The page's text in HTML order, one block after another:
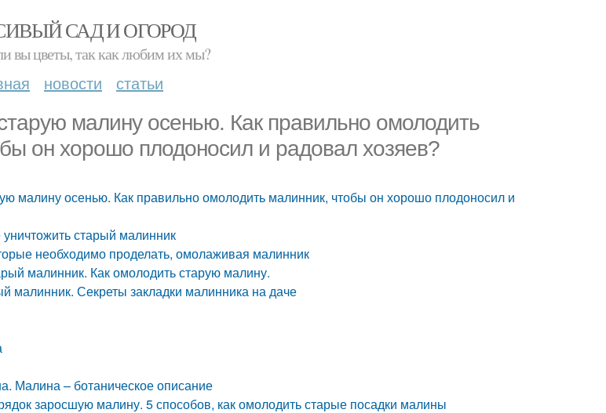
САД И ОГОРОД
вы цветы, так как любим их мы?
новости статьи
малину осенью. Как правильно омолодить
он хорошо плодоносил и радовал хозяев?
малину осенью. Как правильно омолодить малинник, чтобы он хорошо плодоносил и
старый малинник
необходимо проделать, омолаживая малинник
малинник. Как омолодить старую малину.
малинник. Секреты закладки малинника на даче
Малина – ботаническое описание
заросшую малину. 5 способов, как омолодить старые посадки малины